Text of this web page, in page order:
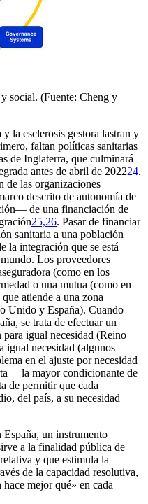
social. (Fuente: Cheng y
la esclerosis gestora lastran y
faltan políticas sanitarias
de Inglaterra, que culminará
antes de abril de 202224.
de las organizaciones
descrito de autonomía de
de una financiación de
25,26. Pasar de financiar
sanitaria a una población
la integración que se está
Los proveedores
(como en los
o una mutua (como en
atiende a una zona
Unido y España). Cuando
se trata de efectuar un
igual necesidad (Reino
igual necesidad (algunos
en el ajuste por necesidad
—la mayor condicionante de
de permitir que cada
del país, a su necesidad
un instrumento
a la finalidad pública de
y que estimula la
de la capacidad resolutiva,
mejor qué» en cada